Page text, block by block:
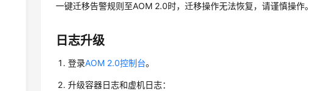
一键迁移告警规则至AOM 2.0时，迁移操作无法恢复，请谨慎操作。
日志升级
登录AOM 2.0控制台。
升级容器日志和虚机日志：